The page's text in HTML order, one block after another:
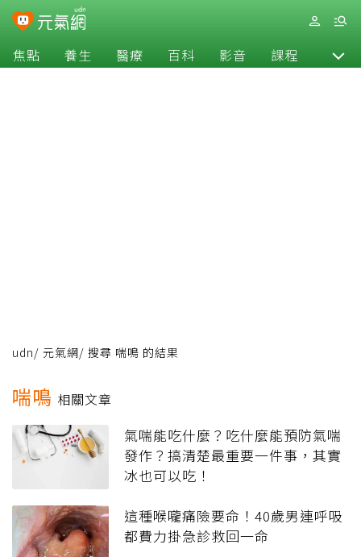
焦點 養生 醫療 百科 影音 課程 退休
udn/ 元氣網/ 搜尋 喘鳴 的結果
喘鳴 相關文章
氣喘能吃什麼？吃什麼能預防氣喘
發作？搞清楚最重要一件事，其實
冰也可以吃！
這種喉嚨痛險要命！40歲男連呼吸
都費力掛急診救回一命